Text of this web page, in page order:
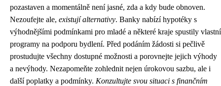
pozastaven a momentálně není jasné, zda a kdy bude obnoven.
Nezoufejte ale, existují alternativy. Banky nabízí hypotéky s
výhodnějšími podmínkami pro mladé a některé kraje spustily vlastní
programy na podporu bydlení. Před podáním žádosti si pečlivě
prostudujte všechny dostupné možnosti a porovnejte jejich výhody
a nevýhody. Nezapomeňte zohlednit nejen úrokovou sazbu, ale i
další poplatky a podmínky. Konzultujte svou situaci s finančním